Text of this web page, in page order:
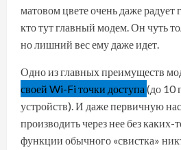
матовом цвете очень даже радует
кто тут главный модем. Он чуть
но лишний вес ему даже идет.
Одно из главных преимуществ
своей Wi-Fi точки доступа (до 10
устройств). И даже первичную
производить через нее без
функции обычного «свистка»